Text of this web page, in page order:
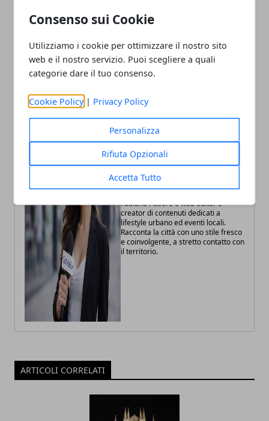
Consenso sui Cookie
Utilizziamo i cookie per ottimizzare il nostro sito
web e il nostro servizio. Puoi scegliere a quali
categorie dare il tuo consenso.
Cookie Policy | Privacy Policy
Personalizza
Rifiuta Opzionali
Accetta Tutto
Articolo Precedente
Milano, cocaina nascosta
in auto: arrestato 25enne
in Lorenteggio
Articolo Successivo
Lombardia, nuove linee
Fabiana Fissore
Fabiana Fissore è web editor e
creator di contenuti dedicati a
lifestyle urbano ed eventi locali.
Racconta la città con uno stile fresco
e coinvolgente, a stretto contatto con
il territorio.
ARTICOLI CORRELATI